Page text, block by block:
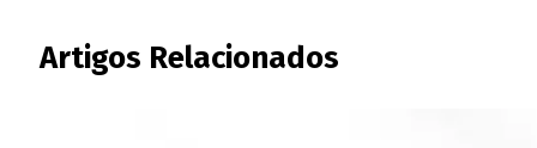
Artigos Relacionados